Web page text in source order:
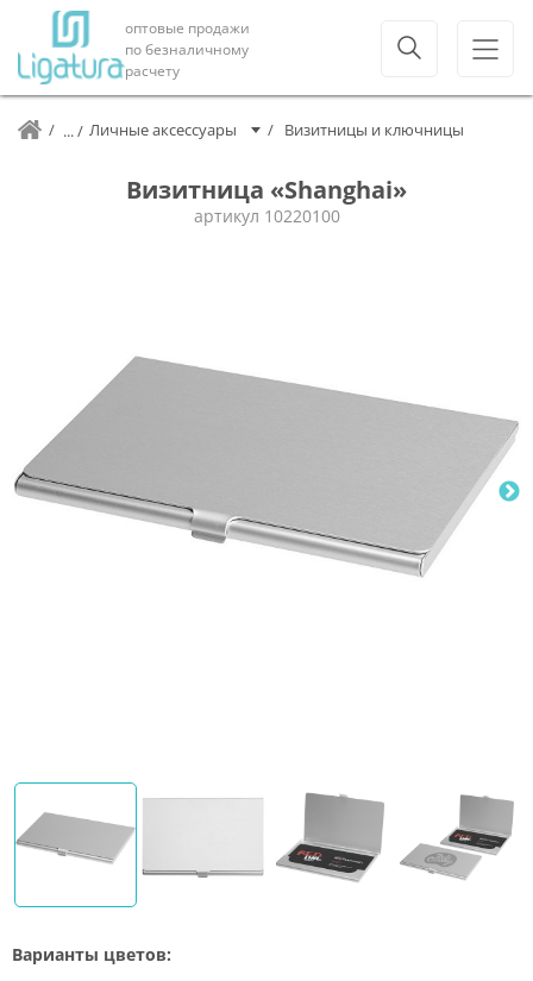
оптовые продажи
по безналичному
расчету
Личные аксессуары Визитницы и ключницы
Визитница «Shanghai»
артикул 10220100
Варианты цветов: